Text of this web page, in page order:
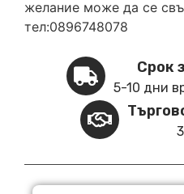
желание може да се
тел:0896748078
Срок
5-10 дни